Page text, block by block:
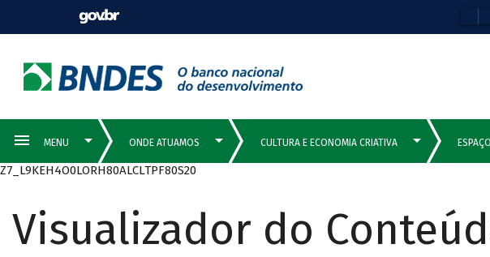
Z7_L9KEH4O0LORH80ALCLTPF80S20
Visualizador do